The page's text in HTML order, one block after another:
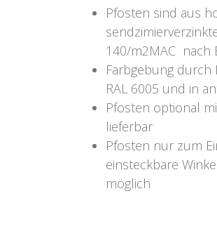
Pfosten sind aus
140/m2MAC nach
Farbgebung
RAL 6005 und in
Pfosten optional
lieferbar
Pfosten nur zum
einsteckbare
möglich